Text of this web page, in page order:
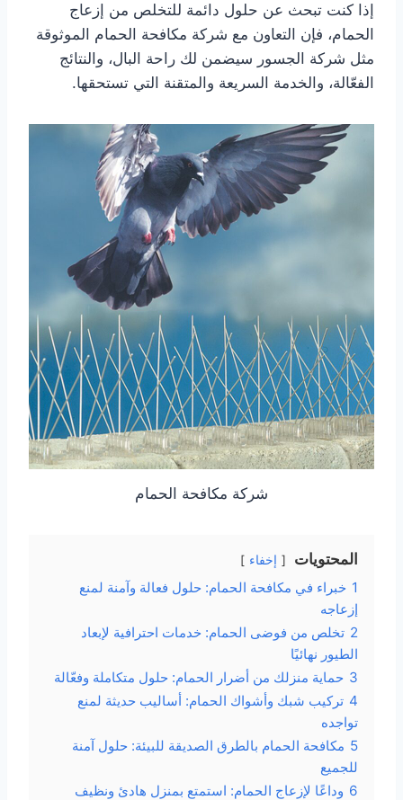
إذا كنت تبحث عن حلول دائمة للتخلص من إزعاج
الحمام، فإن التعاون مع شركة مكافحة الحمام الموثوقة
مثل شركة الجسور سيضمن لك راحة البال، والنتائج
الفعّالة، والخدمة السريعة والمتقنة التي تستحقها.
شركة مكافحة الحمام
المحتويات إخفاء
1 خبراء في مكافحة الحمام: حلول فعالة وآمنة لمنع
إزعاجه
2 تخلص من فوضى الحمام: خدمات احترافية لإبعاد
الطيور نهائيًا
3 حماية منزلك من أضرار الحمام: حلول متكاملة وفعّالة
4 تركيب شبك وأشواك الحمام: أساليب حديثة لمنع
تواجده
5 مكافحة الحمام بالطرق الصديقة للبيئة: حلول آمنة
للجميع
6 وداعًا لإزعاج الحمام: استمتع بمنزل هادئ ونظيف